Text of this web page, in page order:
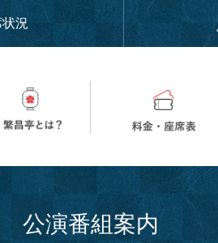
況
公演番組案内